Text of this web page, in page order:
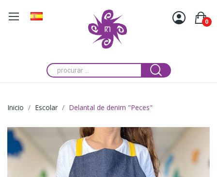
0
Inicio Escolar Delantal de denim "Peces"